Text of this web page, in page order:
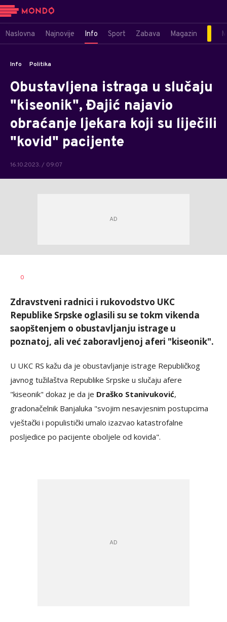
Naslovna Najnovije Info Sport Zabava Magazin
Info Politika
Obustavljena istraga u slučaju
"kiseonik", Đajić najavio
obraćanje ljekara koji su liječili
"kovid" pacijente
16.10.2023. / 09:07
AUTOR
0
Zdravstveni radnici i rukovodstvo UKC
Republike Srpske oglasili su se tokm vikenda
saopštenjem o obustavljanju istrage u
poznatoj, ali već zaboravljenoj aferi "kiseonik".
U UKC RS kažu da je obustavljanje istrage Republičkog
javnog tužilaštva Republike Srpske u slučaju afere
"kiseonik" dokaz je da je Draško Stanivuković,
gradonačelnik Banjaluka "svojim nesavjesnim postupcima
vještački i populistički umalo izazvao katastrofalne
posljedice po pacijente oboljele od kovida".